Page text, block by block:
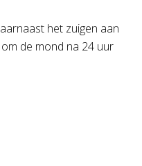
het zuigen aan
de mond na 24 uur